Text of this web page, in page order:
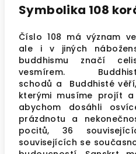
Symbolika 108
Číslo 108 má význam
ale i v jiných
buddhismu značí
vesmírem.
schodů a Buddhisté
kterými musíme projít
abychom dosáhli
prázdnotu a
pocitů, 36
souvisejících se